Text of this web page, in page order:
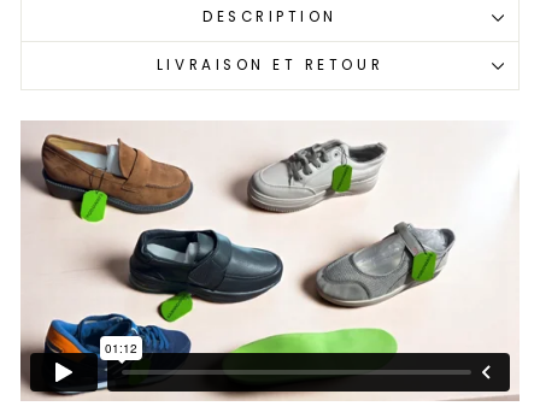
DESCRIPTION
LIVRAISON ET RETOUR